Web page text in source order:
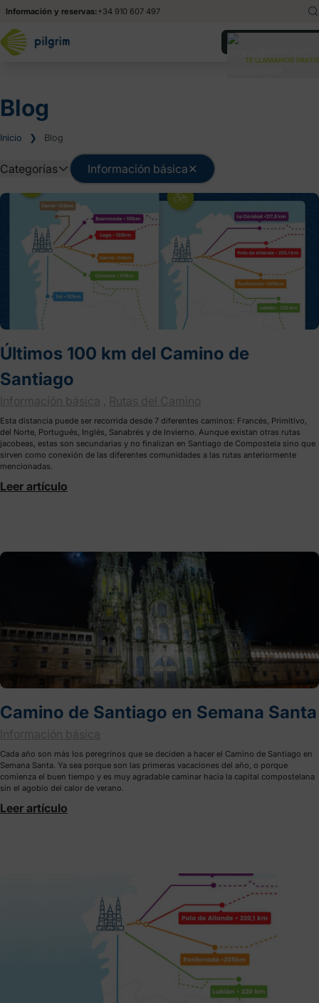
Información y reservas:+34 910 607 497
Italiano
TE LLAMAMOS
Blog
Inicio ❯ Blog
Categorías Información básica✕
Consejos Otros Rutas del
Últimos 100 km del Camino de
Santiago
Información básica Rutas del Camino
Esta distancia puede ser recorrida desde 7 diferentes caminos: Francés, Primitivo,
del Norte, Portugués, Inglés, Sanabrés y de Invierno. Aunque existan otras rutas
jacobeas, estas son secundarias y no finalizan en Santiago de Compostela sino que
sirven como conexión de las diferentes comunidades a las rutas anteriormente
mencionadas.
Leer artículo
Camino de Santiago en Semana Santa
Información básica
Cada año son más los peregrinos que se deciden a hacer el Camino de Santiago en
Semana Santa. Ya sea porque son las primeras vacaciones del año, o porque
comienza el buen tiempo y es muy agradable caminar hacia la capital compostelana
sin el agobio del calor de verano.
Leer artículo